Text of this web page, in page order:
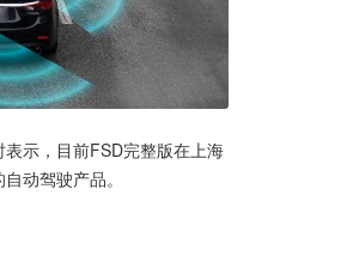
示，目前FSD完整版在上海
动驾驶产品。